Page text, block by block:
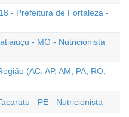
- Prefeitura de Fortaleza -
- MG - Nutricionista
(AC, AP, AM, PA, RO,
- PE - Nutricionista